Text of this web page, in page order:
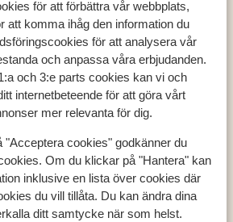
för att förbättra vår webbplats,
att komma ihåg den information du
för att analysera vår
och anpassa våra erbjudanden.
och 3:e parts cookies kan vi och
internetbeteende för att göra vårt
mer relevanta för dig.
"Acceptera cookies" godkänner du
Om du klickar på "Hantera" kan
inklusive en lista över cookies där
du vill tillåta. Du kan ändra dina
ditt samtycke när som helst.
Grekland
Turkiet
Spanien
Kreta
Zakynthos
Turkiets sydkust